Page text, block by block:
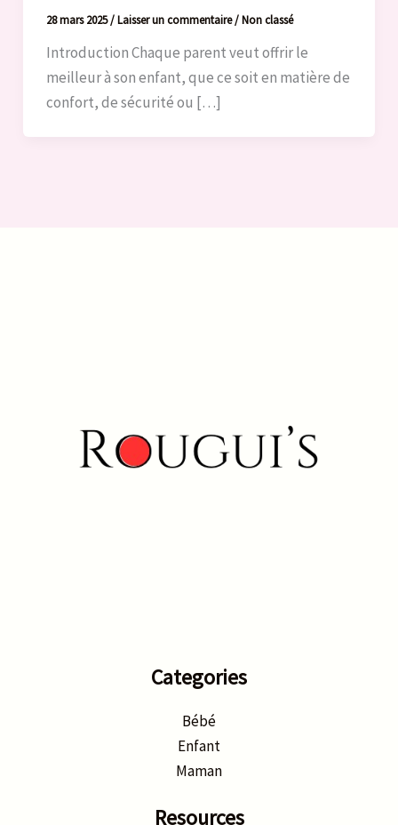
28 mars 2025/Laisser un commentaire/Non classé
Introduction Chaque parent veut offrir le
meilleur à son enfant, que ce soit en matière de
confort, de sécurité ou […]
Categories
Bébé
Enfant
Maman
Resources